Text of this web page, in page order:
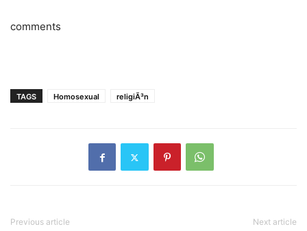
comments
TAGS Homosexual religiÃ³n
Previous article Next article